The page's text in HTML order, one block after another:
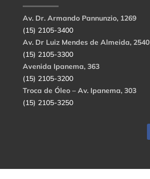
Av. Dr. Armando Pannunzio, 1269
(15) 2105-3400
Av. Dr Luiz Mendes de Almeida, 2540
(15) 2105-3300
Avenida Ipanema, 363
(15) 2105-3200
Troca de Óleo – Av. Ipanema, 303
(15) 2105-3250